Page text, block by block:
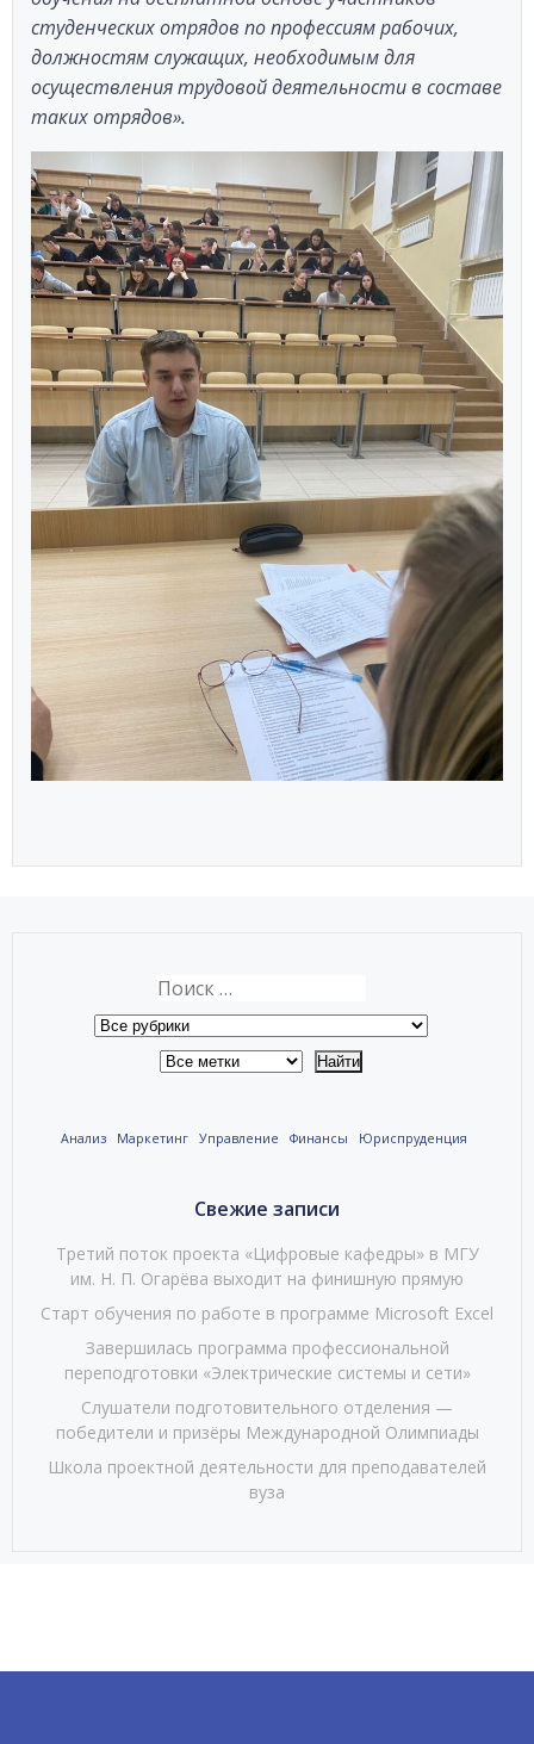
студенческих отрядов по профессиям рабочих,
должностям служащих, необходимым для
осуществления трудовой деятельности в составе
таких отрядов».
Анализ Маркетинг Управление Финансы Юриспруденция
Свежие записи
Третий поток проекта «Цифровые кафедры» в МГУ
им. Н. П. Огарёва выходит на финишную прямую
Старт обучения по работе в программе Microsoft Excel
Завершилась программа профессиональной
переподготовки «Электрические системы и сети»
Слушатели подготовительного отделения —
победители и призёры Международной Олимпиады
Школа проектной деятельности для преподавателей
вуза